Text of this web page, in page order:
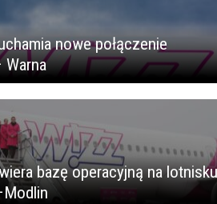
nowe połączenie
bazę operacyjną na lotnisku